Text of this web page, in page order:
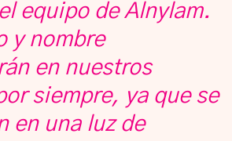
equipo de Alnylam.
y nombre
en nuestros
siempre, ya que se
en una luz de